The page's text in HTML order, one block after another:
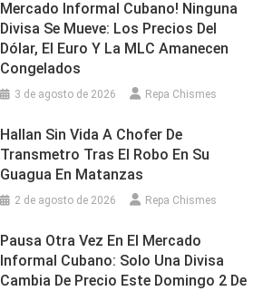
Mercado Informal Cubano! Ninguna
Divisa Se Mueve: Los Precios Del
Dólar, El Euro Y La MLC Amanecen
Congelados
3 de agosto de 2026 Repa Chismes
Hallan Sin Vida A Chofer De
Transmetro Tras El Robo En Su
Guagua En Matanzas
2 de agosto de 2026 Repa Chismes
Pausa Otra Vez En El Mercado
Informal Cubano: Solo Una Divisa
Cambia De Precio Este Domingo 2 De